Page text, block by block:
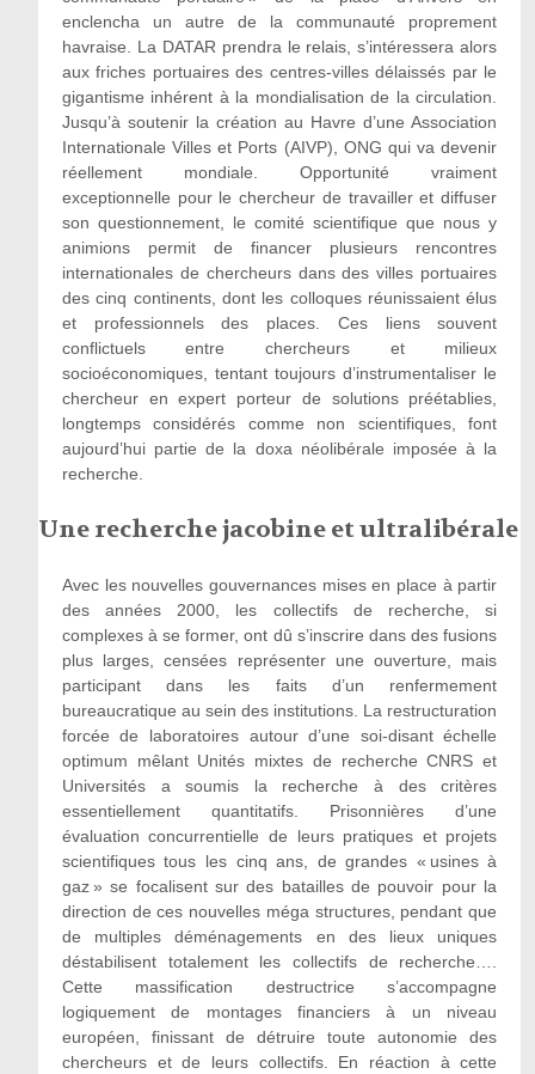
enclencha un autre de la communauté proprement
havraise. La DATAR prendra le relais, s’intéressera alors
aux friches portuaires des centres-villes délaissés par le
gigantisme inhérent à la mondialisation de la circulation.
Jusqu’à soutenir la création au Havre d’une Association
Internationale Villes et Ports (AIVP), ONG qui va devenir
réellement mondiale. Opportunité vraiment
exceptionnelle pour le chercheur de travailler et diffuser
son questionnement, le comité scientifique que nous y
animions permit de financer plusieurs rencontres
internationales de chercheurs dans des villes portuaires
des cinq continents, dont les colloques réunissaient élus
et professionnels des places. Ces liens souvent
conflictuels entre chercheurs et milieux
socioéconomiques, tentant toujours d’instrumentaliser le
chercheur en expert porteur de solutions préétablies,
longtemps considérés comme non scientifiques, font
aujourd’hui partie de la doxa néolibérale imposée à la
recherche.
Une recherche jacobine et ultralibérale
Avec les nouvelles gouvernances mises en place à partir
des années 2000, les collectifs de recherche, si
complexes à se former, ont dû s’inscrire dans des fusions
plus larges, censées représenter une ouverture, mais
participant dans les faits d’un renfermement
bureaucratique au sein des institutions. La restructuration
forcée de laboratoires autour d’une soi-disant échelle
optimum mêlant Unités mixtes de recherche CNRS et
Universités a soumis la recherche à des critères
essentiellement quantitatifs. Prisonnières d’une
évaluation concurrentielle de leurs pratiques et projets
scientifiques tous les cinq ans, de grandes « usines à
gaz » se focalisent sur des batailles de pouvoir pour la
direction de ces nouvelles méga structures, pendant que
de multiples déménagements en des lieux uniques
déstabilisent totalement les collectifs de recherche….
Cette massification destructrice s’accompagne
logiquement de montages financiers à un niveau
européen, finissant de détruire toute autonomie des
chercheurs et de leurs collectifs. En réaction à cette